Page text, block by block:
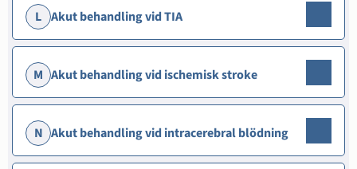
L Akut behandling vid TIA
M Akut behandling vid ischemisk stroke
N Akut behandling vid intracerebral blödning